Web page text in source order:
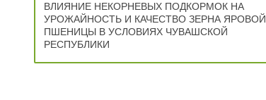
ВЛИЯНИЕ НЕКОРНЕВЫХ ПОДКОРМОК НА
УРОЖАЙНОСТЬ И КАЧЕСТВО ЗЕРНА ЯРОВОЙ
ПШЕНИЦЫ В УСЛОВИЯХ ЧУВАШСКОЙ
РЕСПУБЛИКИ